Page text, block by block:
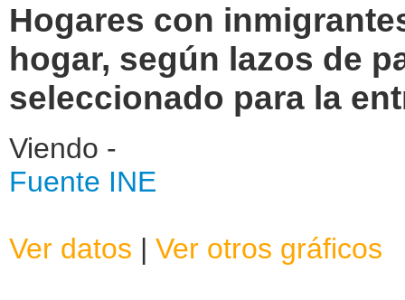
Hogares con
hogar, según lazos de
seleccionado para la
Viendo -
Fuente INE
Ver datos | Ver otros gráficos